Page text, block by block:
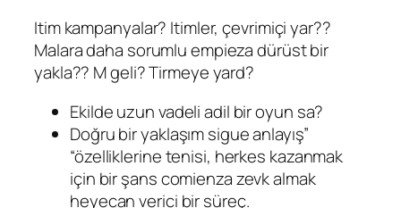
Itim kampanyalar? Itimler, çevrimiçi yar??
Malara daha sorumlu empieza dürüst bir
yakla?? M geli? Tirmeye yard?
Ekilde uzun vadeli adil bir oyun sa?
Doğru bir yaklaşım sigue anlayış”
“özelliklerine tenisi, herkes kazanmak
için bir şans comienza zevk almak
heyecan verici bir süreç.